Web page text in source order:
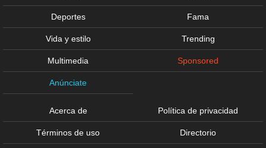
Deportes Fama
Vida y estilo Trending
Multimedia Sponsored
Anúnciate
Acerca de Política de privacidad
Términos de uso Directorio